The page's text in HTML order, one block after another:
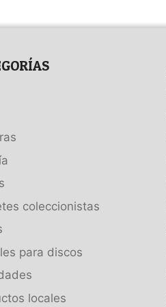
coleccionistas
para discos
locales